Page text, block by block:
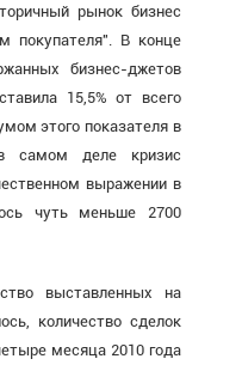
рынок бизнес
покупателя". В конце
бизнес-джетов
15,5% от всего
этого показателя в
самом деле кризис
выражении в
чуть меньше 2700
выставленных на
количество сделок
месяца 2010 года